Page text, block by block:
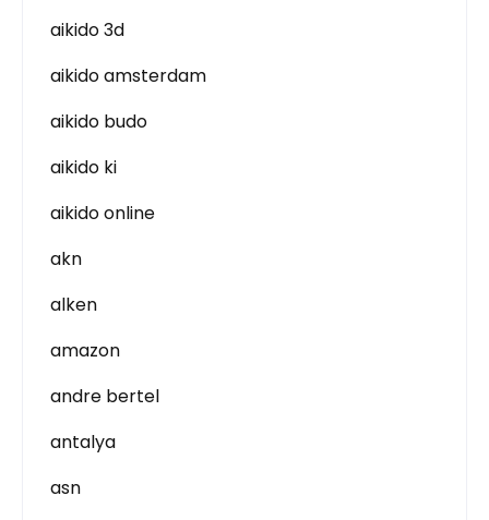
aikido 3d
aikido amsterdam
aikido budo
aikido ki
aikido online
akn
alken
amazon
andre bertel
antalya
asn